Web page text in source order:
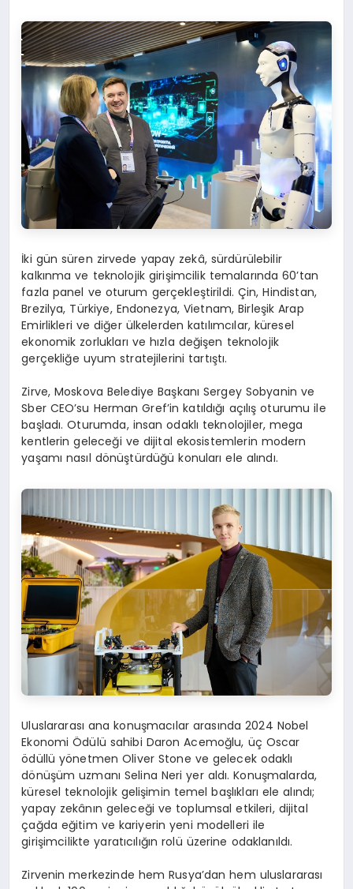
İki gün süren zirvede yapay zekâ, sürdürülebilir
kalkınma ve teknolojik girişimcilik temalarında 60’tan
fazla panel ve oturum gerçekleştirildi. Çin, Hindistan,
Brezilya, Türkiye, Endonezya, Vietnam, Birleşik Arap
Emirlikleri ve diğer ülkelerden katılımcılar, küresel
ekonomik zorlukları ve hızla değişen teknolojik
gerçekliğe uyum stratejilerini tartıştı.
Zirve, Moskova Belediye Başkanı Sergey Sobyanin ve
Sber CEO’su Herman Gref’in katıldığı açılış oturumu ile
başladı. Oturumda, insan odaklı teknolojiler, mega
kentlerin geleceği ve dijital ekosistemlerin modern
yaşamı nasıl dönüştürdüğü konuları ele alındı.
Uluslararası ana konuşmacılar arasında 2024 Nobel
Ekonomi Ödülü sahibi Daron Acemoğlu, üç Oscar
ödüllü yönetmen Oliver Stone ve gelecek odaklı
dönüşüm uzmanı Selina Neri yer aldı. Konuşmalarda,
küresel teknolojik gelişimin temel başlıkları ele alındı;
yapay zekânın geleceği ve toplumsal etkileri, dijital
çağda eğitim ve kariyerin yeni modelleri ile
girişimcilikte yaratıcılığın rolü üzerine odaklanıldı.
Zirvenin merkezinde hem Rusya’dan hem uluslararası